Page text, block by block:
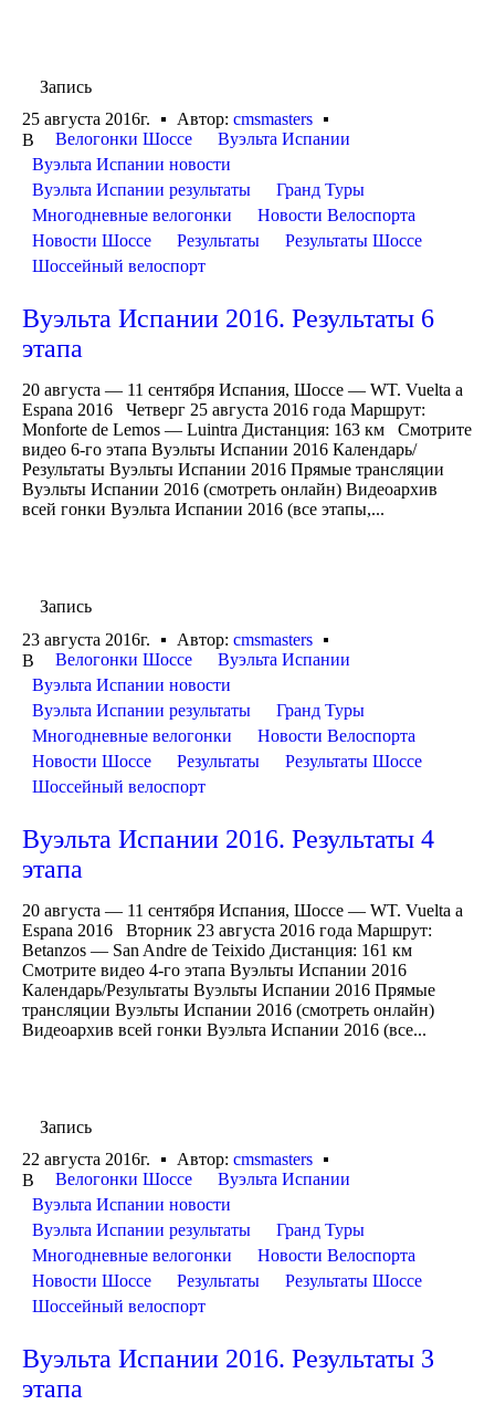
Запись
25 августа 2016г.
Автор: cmsmasters
В
Велогонки Шоссе
Вуэльта Испании
Вуэльта Испании новости
Вуэльта Испании результаты
Гранд Туры
Многодневные велогонки
Новости Велоспорта
Новости Шоссе
Результаты
Результаты Шоссе
Шоссейный велоспорт
Вуэльта Испании 2016. Результаты 6
этапа
20 августа — 11 сентября Испания, Шоссе — WT. Vuelta a
Espana 2016 Четверг 25 августа 2016 года Маршрут:
Monforte de Lemos — Luintra Дистанция: 163 км Смотрите
видео 6-го этапа Вуэльты Испании 2016 Календарь/
Результаты Вуэльты Испании 2016 Прямые трансляции
Вуэльты Испании 2016 (смотреть онлайн) Видеоархив
всей гонки Вуэльта Испании 2016 (все этапы,...
Запись
23 августа 2016г.
Автор: cmsmasters
В
Велогонки Шоссе
Вуэльта Испании
Вуэльта Испании новости
Вуэльта Испании результаты
Гранд Туры
Многодневные велогонки
Новости Велоспорта
Новости Шоссе
Результаты
Результаты Шоссе
Шоссейный велоспорт
Вуэльта Испании 2016. Результаты 4
этапа
20 августа — 11 сентября Испания, Шоссе — WT. Vuelta a
Espana 2016 Вторник 23 августа 2016 года Маршрут:
Betanzos — San Andre de Teixido Дистанция: 161 км
Смотрите видео 4-го этапа Вуэльты Испании 2016
Календарь/Результаты Вуэльты Испании 2016 Прямые
трансляции Вуэльты Испании 2016 (смотреть онлайн)
Видеоархив всей гонки Вуэльта Испании 2016 (все...
Запись
22 августа 2016г.
Автор: cmsmasters
В
Велогонки Шоссе
Вуэльта Испании
Вуэльта Испании новости
Вуэльта Испании результаты
Гранд Туры
Многодневные велогонки
Новости Велоспорта
Новости Шоссе
Результаты
Результаты Шоссе
Шоссейный велоспорт
Вуэльта Испании 2016. Результаты 3
этапа